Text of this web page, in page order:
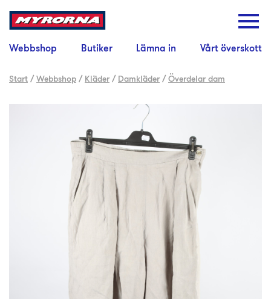
Webbshop Butiker Lämna in Vårt överskott
Start /Webbshop / Kläder / Damkläder /Överdelar dam